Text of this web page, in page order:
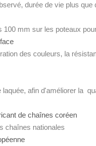
durée de vie plus que
mm sur les poteaux
des couleurs, la
afin d'améliorer la
de chaînes coréen
chaînes nationales